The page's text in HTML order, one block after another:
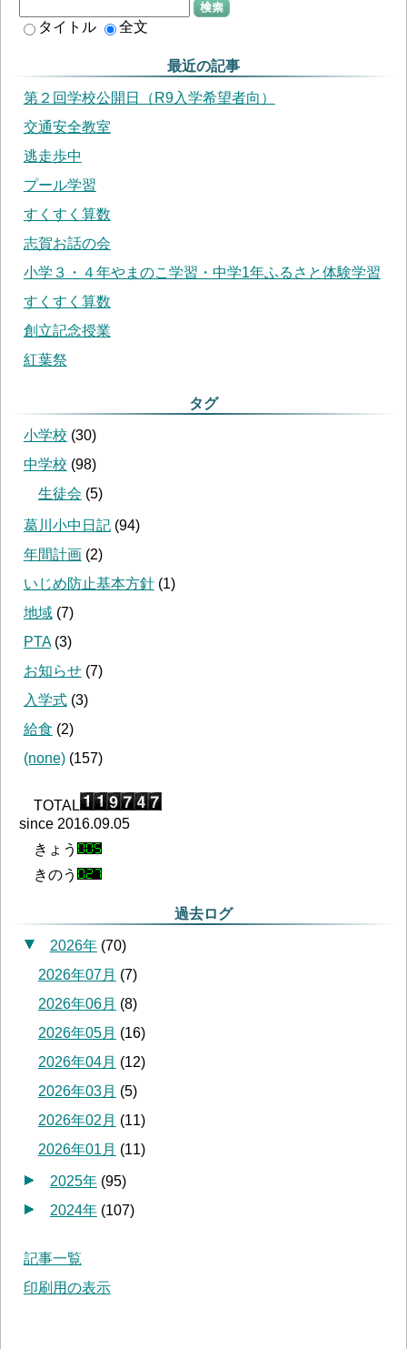
検索
タイトル 全文
最近の記事
第２回学校公開日（R9入学希望者向）
交通安全教室
逃走歩中
プール学習
すくすく算数
志賀お話の会
小学３・４年やまのこ学習・中学1年ふるさと体験学習
すくすく算数
創立記念授業
紅葉祭
タグ
小学校 (30)
中学校 (98)
生徒会 (5)
葛川小中日記 (94)
年間計画 (2)
いじめ防止基本方針 (1)
地域 (7)
PTA (3)
お知らせ (7)
入学式 (3)
給食 (2)
(none) (157)
TOTAL
since 2016.09.05
きょう
きのう
過去ログ
2026年 (70)
2026年07月 (7)
2026年06月 (8)
2026年05月 (16)
2026年04月 (12)
2026年03月 (5)
2026年02月 (11)
2026年01月 (11)
2025年 (95)
2024年 (107)
記事一覧
印刷用の表示